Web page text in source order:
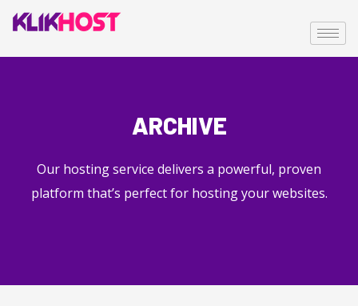
ARCHIVE
Our hosting service delivers a powerful, proven
platform that’s perfect for hosting your websites.